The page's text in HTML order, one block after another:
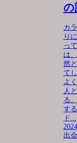
の
カ
り
っ
は
然
て
よ
人
る
す
ド...
出